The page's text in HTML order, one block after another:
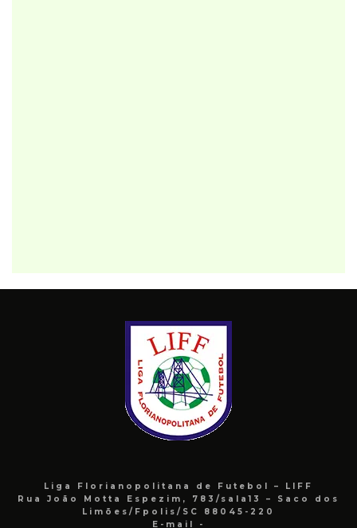
Liga Florianopolitana de Futebol – LIFF
Rua João Motta Espezim, 783/sala13 – Saco dos
Limões/Fpolis/SC 88045-220
E-mail -